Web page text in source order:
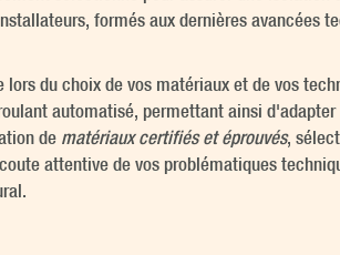
formés aux dernières avancées
lors du choix de vos matériaux et de vos
automatisé, permettant ainsi
de matériaux certifiés et éprouvés,
attentive de vos problématiques